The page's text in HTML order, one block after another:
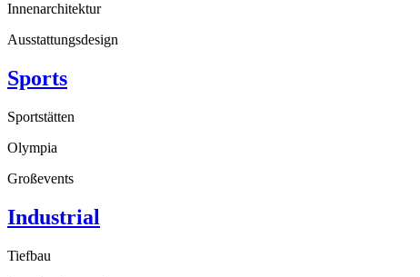
Innenarchitektur
Ausstattungsdesign
Sports
Sportstätten
Olympia
Großevents
Industrial
Tiefbau